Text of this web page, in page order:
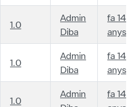
1.0
Admin
Diba
fa 14
anys
1.0
Admin
Diba
fa 14
anys
1.0
Admin
fa 14